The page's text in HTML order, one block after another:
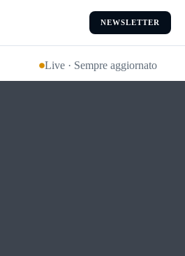
NEWSLETTER
Live · Sempre aggiornato